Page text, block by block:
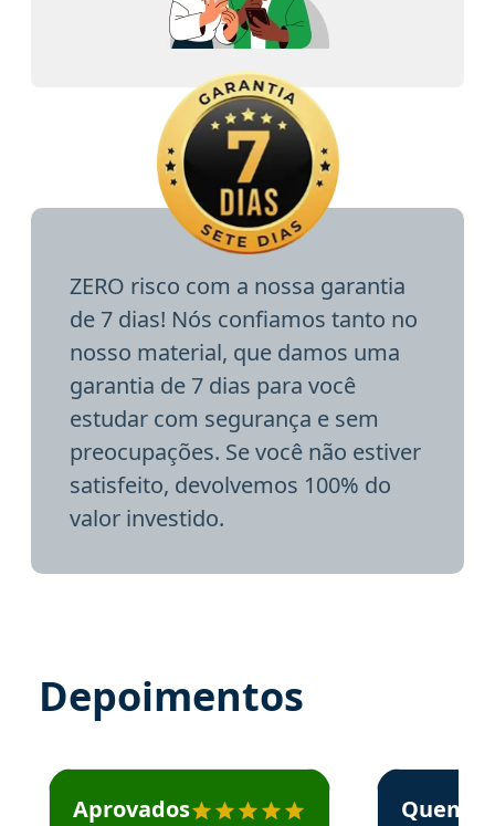
ZERO risco com a nossa garantia
de 7 dias! Nós confiamos tanto no
nosso material, que damos uma
garantia de 7 dias para você
estudar com segurança e sem
preocupações. Se você não estiver
satisfeito, devolvemos 100% do
valor investido.
Depoimentos
Estudante José recomenda o Aprova Concursos em
Aprovados
Estudante
Quem